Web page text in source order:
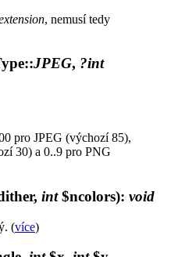
, nemusí tedy
JPEG, ?int
pro JPEG (výchozí 85),
30) a 0..9 pro PNG
int$ncolors): void
(více)